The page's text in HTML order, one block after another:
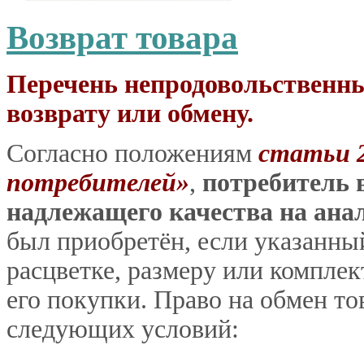
Возврат товара
Перечень
возврату или обмену.
Согласно положениям статьи
потребителей», потребитель
надлежащего качества на
был приобретён, если
расцветке, размеру или
его покупки. Право на обмен
следующих условий: